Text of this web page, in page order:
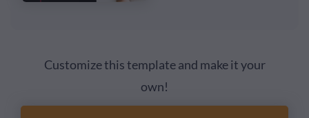
Customize this template and make it your
own!